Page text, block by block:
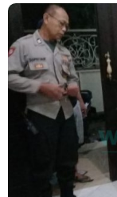
©
Copyright
2026
PT.
Balqis
Cyber